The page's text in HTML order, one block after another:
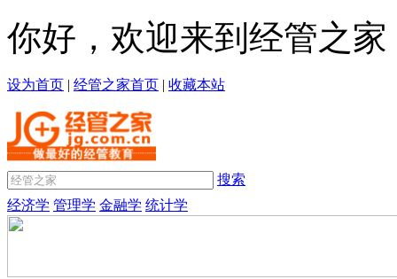
你好，欢迎来到经管之家
设为首页 | 经管之家首页 | 收藏本站
搜索
经济学 管理学 金融学 统计学